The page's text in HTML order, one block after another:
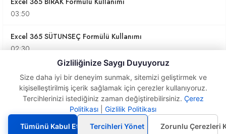
03:50
Excel 365 SÜTUNSEÇ Formülü Kullanımı
02:30
02:14
SATIRA ve SÜTUNA Formülleri
Formülünün Kullanımı
Gizliliğinize Saygı Duyuyoruz
Size daha iyi bir deneyim sunmak, sitemizi geliştirmek ve
kişiselleştirilmiş içerik sağlamak için çerezler kullanıyoruz.
Tercihlerinizi istediğiniz zaman değiştirebilirsiniz. Çerez
Politikası
Gizlilik Politikası
Tümünü Kabul Et
Tercihleri Yönet Zorunlu Çerezleri